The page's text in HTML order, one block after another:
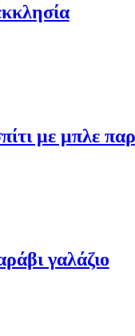
με μπλε
γαλάζιο